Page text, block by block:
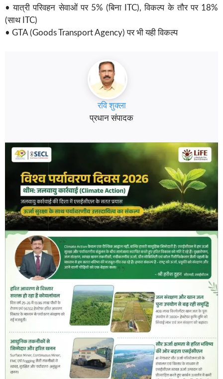
• यात्री परिवहन सेवाओं पर 5% (बिना ITC), विकल्प के तौर पर 18%
(साथ ITC)
• GTA (Goods Transport Agency) पर भी यही विकल्प
रवि शुक्ला
प्रधान संपादक